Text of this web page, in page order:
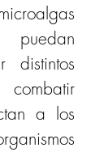
puedan
distintos
a los